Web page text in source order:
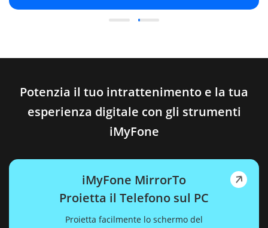
Potenzia il tuo intrattenimento e la tua
esperienza digitale con gli strumenti
iMyFone
iMyFone MirrorTo
Proietta il Telefono sul PC
Proietta facilmente lo schermo del